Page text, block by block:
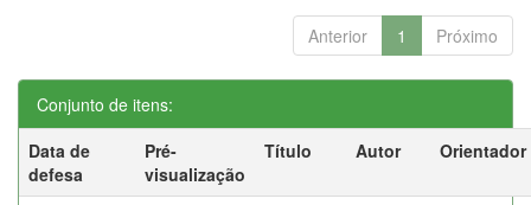
Anterior 1 Próximo
Conjunto de itens:
Data de
defesa
Pré-
visualização
Título Autor Orientador